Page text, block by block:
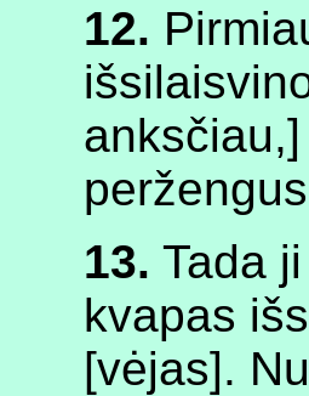
12.
13. Tada
kvapas
[vėjas].